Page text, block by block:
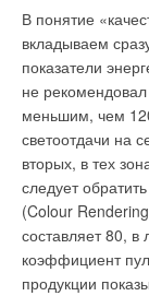
В понятие
вкладываем
показатели
не
меньшим, чем
светоотдачи на
вторых, в тех
следует
(Colour
составляет 80,
коэффициент
продукции
многороторных
использовании
по течению
и подвергаться
воздействию,
доцент кафедры
и специалист по
Меньше затрат,
Ветроустановка
турбулентности,
разительное
и природного
электроэнергии.
Такой уровень
надежды на то,
движений
«искрой»,
воли к
энергии и не
атмосферы до
катастрофы.